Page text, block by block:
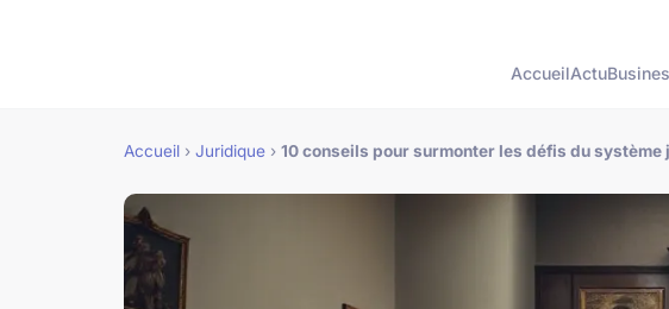
AccueilActu
Accueil › Juridique › 10 conseils pour surmonter les défis du système